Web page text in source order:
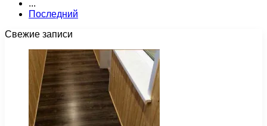
...
Последний
Свежие записи